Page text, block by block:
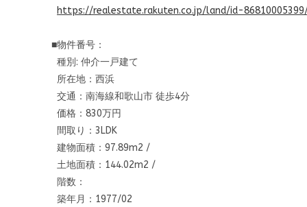
https://realestate.rakuten.co.jp/land/id-
■物件番号：
種別: 仲介一戸建て
所在地：西浜
交通：南海線和歌山市 徒歩4分
価格：830万円
間取り：3LDK
建物面積：97.89m2 /
土地面積：144.02m2 /
階数：
築年月：1977/02